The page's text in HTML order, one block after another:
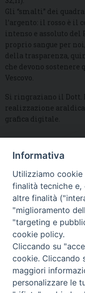
Gli “smalti” dei
l’argento: il rosso è il
intenso e assoluto
proprio sangue per
della trasparenza,
che devono
Vescovo.
Si ringraziano il Dott.
realizzazione
grafica digitale.
DIOCESI
Contatti:Tel.:
E-mail:
Orari: dal
Lunedì,
Informativa
Utilizziamo
finalità tecniche e,
altre finalità
"miglioramento
"targeting e
cookie policy.
Cliccando su
cookie. Cliccando
maggiori
personalizzare le